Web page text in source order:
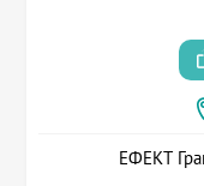
ЕФЕКТ